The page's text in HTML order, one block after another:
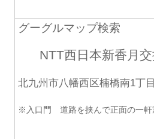
グーグルマップ検索
NTT西日本新香月
北九州市八幡西区楠橋南1丁
※入口門 道路を挟んで正面の一軒